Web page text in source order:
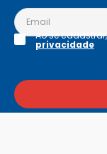
Ao se
privacidade